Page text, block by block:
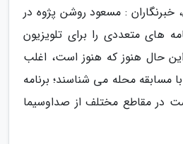
خبرنگاران : مسعود روشن پژوه در
های متعددی را برای تلویزیون
حال هنوز که هنوز است، اغلب
با مسابقه محله می شناسند؛ برنامه
30 سال است در مقاطع مختلف از صداوسیما